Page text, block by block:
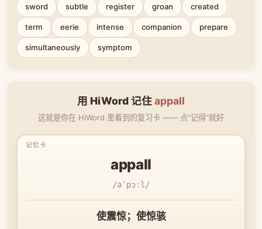
sword subtle register groan created
term eerie intense companion prepare
simultaneously symptom
用 HiWord 记住appall
这就是你在 HiWord 里看到的复习卡 —— 点"记得"就好
appall
/əˈpɔːl/
使震惊；使惊骇